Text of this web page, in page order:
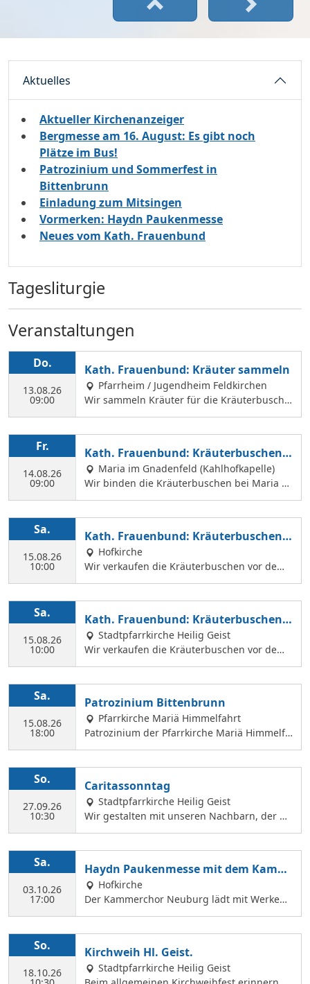
Aktuelles
Aktueller Kirchenanzeiger
Bergmesse am 16. August: Es gibt noch
Plätze im Bus!
Patrozinium und Sommerfest in
Bittenbrunn
Einladung zum Mitsingen
Vormerken: Haydn Paukenmesse
Neues vom Kath. Frauenbund
Tagesliturgie
Veranstaltungen
Do.
13.08.26
09:00
Kath. Frauenbund: Kräuter sammeln
Pfarrheim / Jugendheim Feldkirchen
Wir sammeln Kräuter für die Kräuterbusche
n, die wir am 14. August binden und an Mar
Margit Ettig am Jugendheim Feldkirchen.
Fr.
14.08.26
09:00
Kath. Frauenbund: Kräuterbuschen b
inden
Maria im Gnadenfeld (Kahlhofkapelle)
Wir binden die Kräuterbuschen bei Maria a
m Kahlhof. Wir brauchen viele Helferinnen z
der Hl. Geist Kirche Kräuterbuschen verkauf
en können.
Sa.
15.08.26
10:00
Kath. Frauenbund: Kräuterbuschen V
erkauf
Hofkirche
Wir verkaufen die Kräuterbuschen vor dem
Festgottesdienst in der Hofkirche.
Sa.
15.08.26
10:00
Kath. Frauenbund: Kräuterbuschen V
erkauf
Stadtpfarrkirche Heilig Geist
Wir verkaufen die Kräuterbuschen vor dem
Festgottesdienst in der Hl. Geist Kirche.
Sa.
15.08.26
18:00
Patrozinium Bittenbrunn
Pfarrkirche Mariä Himmelfahrt
Patrozinium der Pfarrkirche Mariä Himmelfa
hrt in Bittenbrunn Um 18:00 Uhr Festgottesd
Gestaltung durch den Kirchenchor Laetare, l
eckere Speisen, Fassbier und Weinbar. Kind
erprogramm Wir freuen uns auf dich!
So.
27.09.26
10:30
Caritassonntag
Stadtpfarrkirche Heilig Geist
Wir gestalten mit unseren Nachbarn, der Ca
ritasstation den Gottesdienst.
Sa.
03.10.26
17:00
Haydn Paukenmesse mit dem Kamm
erchor
Hofkirche
Der Kammerchor Neuburg lädt mit Werken
von Josef Haydn zum Konzert in der Hofkirch
ese Hob. XXIIIc:2 KAMMERCHOR NEUBURG S
olisten: KATHARINA WITTMANN Sopran JUDI
So.
18.10.26
Kirchweih Hl. Geist.
Stadtpfarrkirche Heilig Geist